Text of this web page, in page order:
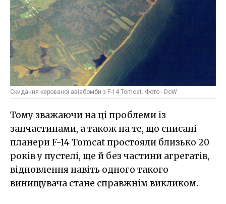
Скидання керованої авіабомби з F-14 Tomcat. Фото - DoW
Тому зважаючи на ці проблеми із
запчастинами, а також на те, що списані
планери F-14 Tomcat простояли близько 20
років у пустелі, ще й без частини агрегатів,
відновлення навіть одного такого
винищувача стане справжнім викликом.